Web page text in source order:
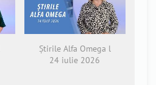
Știrile Alfa Omega l
24 iulie 2026